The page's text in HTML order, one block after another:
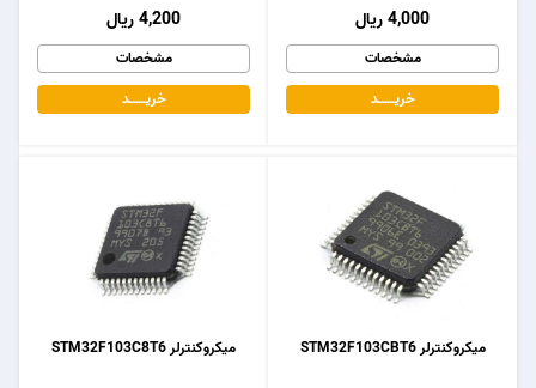
4,200 ریال
مشخصات
خریـــــــد
4,000 ریال
مشخصات
خریـــــــد
میکروکنترلر STM32F103C8T6 میکروکنترلر STM32F103CBT6